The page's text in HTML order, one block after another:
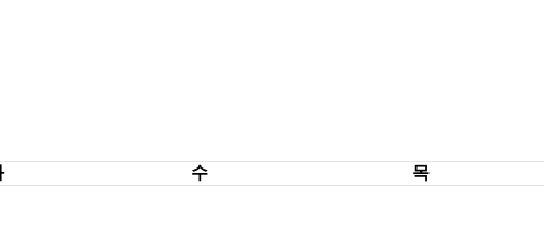
수 목